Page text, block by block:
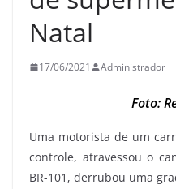
Natal
17/06/2021 Administrador
Foto:
Uma motorista de um
controle, atravessou o
BR-101, derrubou uma